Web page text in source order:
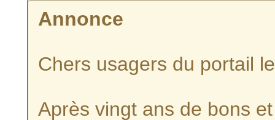
Annonce
Chers usagers du portail
Après vingt ans de bons